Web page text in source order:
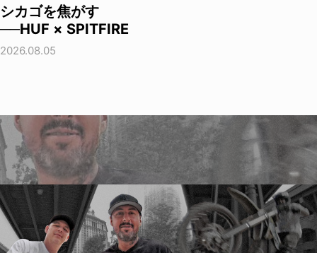
シカゴを焦がす
──HUF × SPITFIRE
2026.08.05